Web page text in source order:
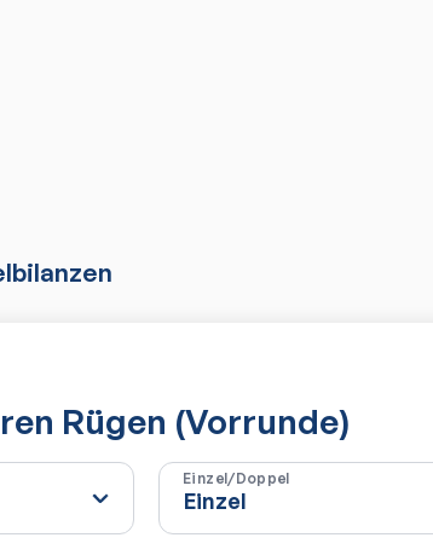
Rügen (Vorrunde)
Einzel/Doppel